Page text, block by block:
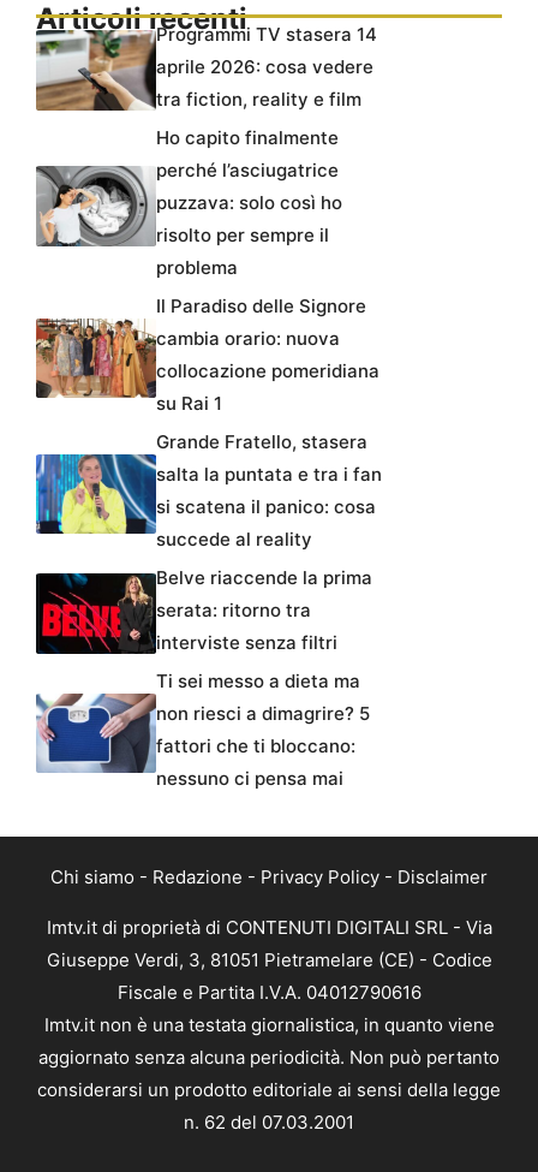
Articoli recentiProgrammi TV stasera 14
aprile 2026: cosa vedere
tra fiction, reality e film
Ho capito finalmente
perché l’asciugatrice
puzzava: solo così ho
risolto per sempre il
problema
Il Paradiso delle Signore
cambia orario: nuova
collocazione pomeridiana
su Rai 1
Grande Fratello, stasera
salta la puntata e tra i fan
si scatena il panico: cosa
succede al reality
Belve riaccende la prima
serata: ritorno tra
interviste senza filtri
Ti sei messo a dieta ma
non riesci a dimagrire? 5
fattori che ti bloccano:
nessuno ci pensa mai
Chi siamo - Redazione - Privacy Policy - Disclaimer
Imtv.it di proprietà di CONTENUTI DIGITALI SRL - Via
Giuseppe Verdi, 3, 81051 Pietramelare (CE) - Codice
Fiscale e Partita I.V.A. 04012790616
Imtv.it non è una testata giornalistica, in quanto viene
aggiornato senza alcuna periodicità. Non può pertanto
considerarsi un prodotto editoriale ai sensi della legge
n. 62 del 07.03.2001